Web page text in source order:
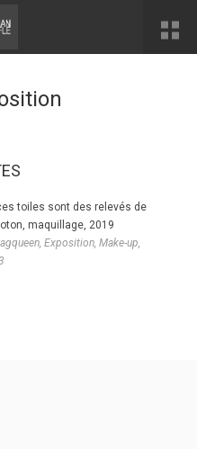
toiles sont des relevés de
maquillage, 2019
, Exposition, Make-up,